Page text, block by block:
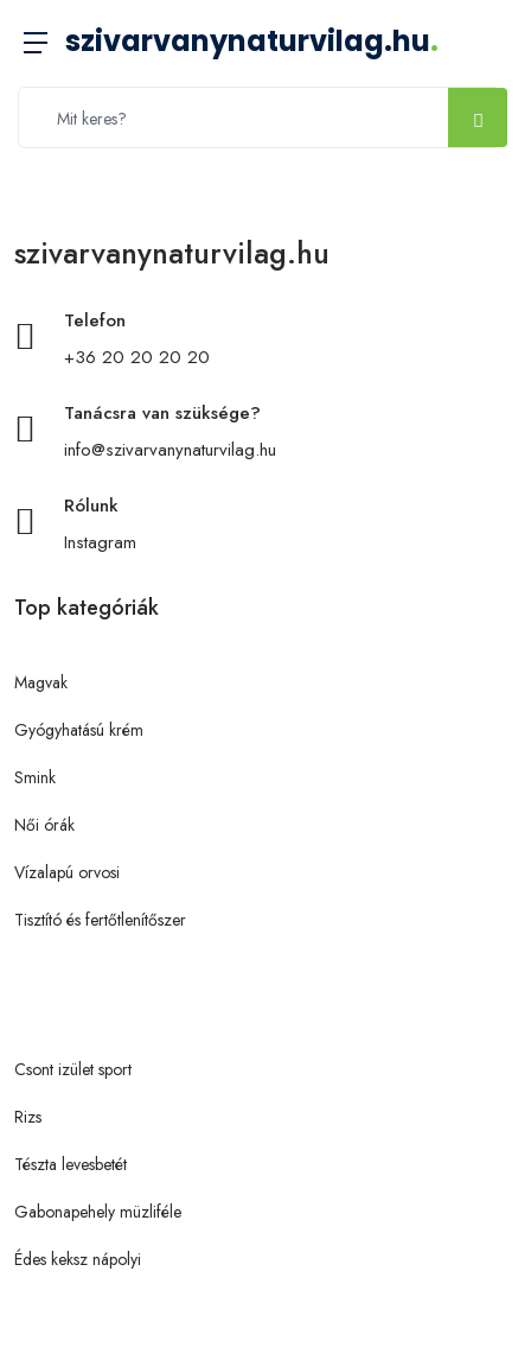
szivarvanynaturvilag.hu.
szivarvanynaturvilag.hu
Telefon
+36 20 20 20 20
Tanácsra van szüksége?
info@szivarvanynaturvilag.hu
Rólunk
Instagram
Top kategóriák
Magvak
Gyógyhatású krém
Smink
Női órák
Vízalapú orvosi
Tisztító és fertőtlenítőszer
Csont izület sport
Rizs
Tészta levesbetét
Gabonapehely müzliféle
Édes keksz nápolyi